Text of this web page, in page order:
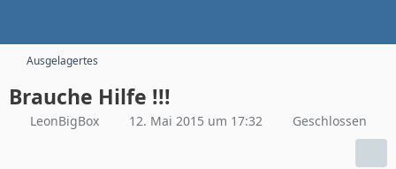
Ausgelagertes
Brauche Hilfe !!!
LeonBigBox 12. Mai 2015 um 17:32 Geschlossen